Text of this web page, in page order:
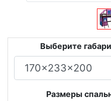
Выберите
Размеры